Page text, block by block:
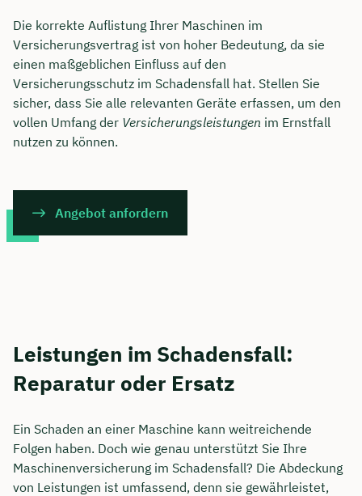
Die korrekte Auflistung Ihrer Maschinen im
Versicherungsvertrag ist von hoher Bedeutung, da sie
einen maßgeblichen Einfluss auf den
Versicherungsschutz im Schadensfall hat. Stellen Sie
sicher, dass Sie alle relevanten Geräte erfassen, um den
vollen Umfang der Versicherungsleistungen im Ernstfall
nutzen zu können.
Angebot anfordern
Leistungen im Schadensfall:
Reparatur oder Ersatz
Ein Schaden an einer Maschine kann weitreichende
Folgen haben. Doch wie genau unterstützt Sie Ihre
Maschinenversicherung im Schadensfall? Die Abdeckung
von Leistungen ist umfassend, denn sie gewährleistet,